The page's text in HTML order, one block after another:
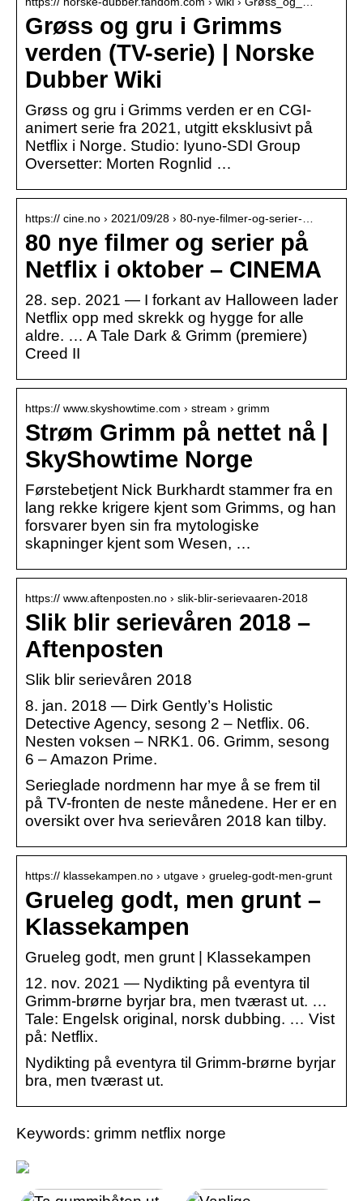
Grøss og gru i Grimms
verden (TV-serie) | Norske
Dubber Wiki
Grøss og gru i Grimms verden er en CGI-
animert serie fra 2021, utgitt eksklusivt på
Netflix i Norge. Studio: Iyuno-SDI Group
Oversetter: Morten Rognlid …
https:// cine.no › 2021/09/28 › 80-nye-filmer-og-serier-…
80 nye filmer og serier på
Netflix i oktober – CINEMA
28. sep. 2021 — I forkant av Halloween lader
Netflix opp med skrekk og hygge for alle
aldre. … A Tale Dark & Grimm (premiere)
Creed II
https:// www.skyshowtime.com › stream › grimm
Strøm Grimm på nettet nå |
SkyShowtime Norge
Førstebetjent Nick Burkhardt stammer fra en
lang rekke krigere kjent som Grimms, og han
forsvarer byen sin fra mytologiske
skapninger kjent som Wesen, …
https:// www.aftenposten.no › slik-blir-serievaaren-2018
Slik blir serievåren 2018 –
Aftenposten
Slik blir serievåren 2018
8. jan. 2018 — Dirk Gently’s Holistic
Detective Agency, sesong 2 – Netflix. 06.
Nesten voksen – NRK1. 06. Grimm, sesong
6 – Amazon Prime.
Serieglade nordmenn har mye å se frem til
på TV-fronten de neste månedene. Her er en
oversikt over hva serievåren 2018 kan tilby.
https:// klassekampen.no › utgave › grueleg-godt-men-grunt
Grueleg godt, men grunt –
Klassekampen
Grueleg godt, men grunt | Klassekampen
12. nov. 2021 — Nydikting på eventyra til
Grimm-brørne byrjar bra, men tværast ut. …
Tale: Engelsk original, norsk dubbing. … Vist
på: Netflix.
Nydikting på eventyra til Grimm-brørne byrjar
bra, men tværast ut.
Keywords: grimm netflix norge